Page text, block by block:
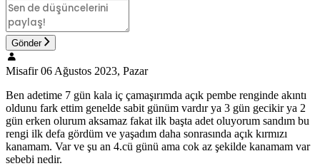
Gönder
Misafir 06 Ağustos 2023, Pazar
Ben adetime 7 gün kala iç çamaşırımda açık pembe renginde akıntı
oldunu fark ettim genelde sabit günüm vardır ya 3 gün gecikir ya 2
gün erken olurum aksamaz fakat ilk başta adet oluyorum sandım bu
rengi ilk defa gördüm ve yaşadım daha sonrasında açık kırmızı
kanamam. Var ve şu an 4.cü günü ama cok az şekilde kanamam var
sebebi nedir.